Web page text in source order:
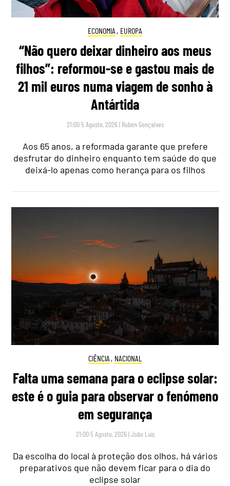
ECONOMIA , EUROPA
“Não quero deixar dinheiro aos meus
filhos”: reformou-se e gastou mais de
21 mil euros numa viagem de sonho à
Antártida
21:00 5 Agosto, 2026 | Rubén Gonçalves
Aos 65 anos, a reformada garante que prefere
desfrutar do dinheiro enquanto tem saúde do que
deixá-lo apenas como herança para os filhos
CIÊNCIA , NACIONAL
Falta uma semana para o eclipse solar:
este é o guia para observar o fenómeno
em segurança
21:00 5 Agosto, 2026 |João Luís
Da escolha do local à proteção dos olhos, há vários
preparativos que não devem ficar para o dia do
eclipse solar